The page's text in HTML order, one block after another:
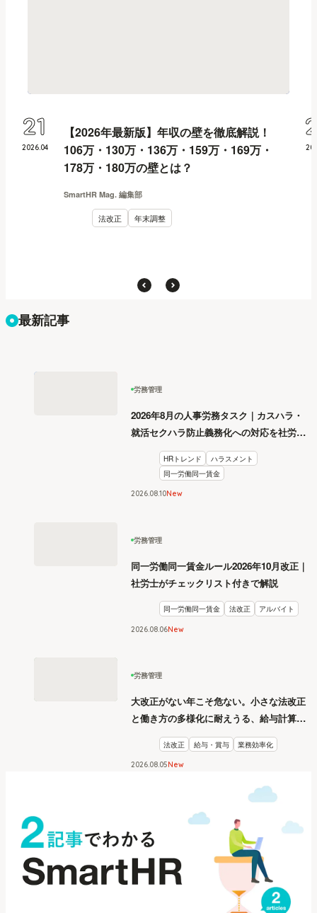
【2026年最新版】年収の壁を徹底解説！
106万・130万・136万・159万・169万・
178万・180万の壁とは？
SmartHR Mag. 編集部
法改正 年末調整
2026.04
21
最新記事
労務管理
2026年8月の人事労務タスク｜カスハラ・
就活セクハラ防止義務化への対応を社労士
HRトレンド
ハラスメント
同一労働同一賃金
2026.0810New
労務管理
同一労働同一賃金ルール2026年10月改正｜
社労士がチェックリスト付きで解説
同一労働同一賃金 法改正 アルバイト
2026 08 06New
労務管理
大改正がない年こそ危ない。小さな法改正
と働き方の多様化に耐えうる、給与計算と
リスク管理
法改正 給与・賞与 業務効率化
2026.08 05New